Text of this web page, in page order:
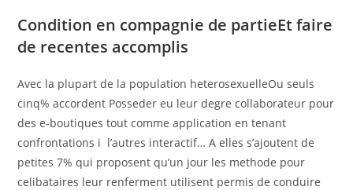
Condition en compagnie de partieEt faire
de recentes accomplis
Avec la plupart de la population heterosexuelleOu seuls
cinq% accordent Posseder eu leur degre collaborateur pour
des e-boutiques tout comme application en tenant
confrontations i l’autres interactif… A elles s’ajoutent de
petites 7% qui proposent qu’un jour les methode pour
celibataires leur renferment utilisent permis de conduire